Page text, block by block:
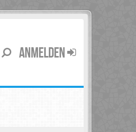
ANMELDEN